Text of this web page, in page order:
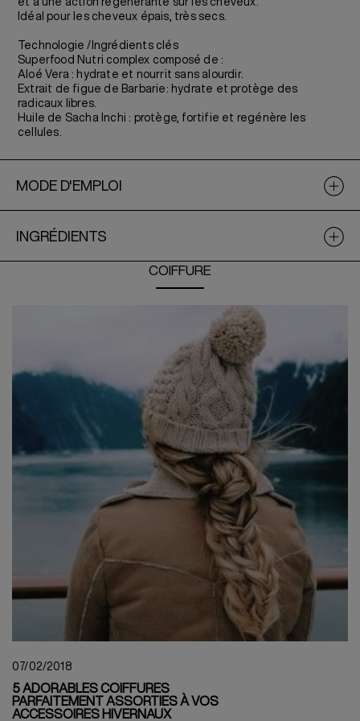
Idéal pour les cheveux épais, très secs.
Technologie /Ingrédients clés
Superfood Nutri complex composé de :
Aloé Vera : hydrate et nourrit sans alourdir.
Extrait de figue de Barbarie: hydrate et protège des
radicaux libres.
Huile de Sacha Inchi : protège, fortifie et regénère les
cellules.
MODE D'EMPLOI
INGRÉDIENTS
COIFFURE
07/02/2018
5 ADORABLES COIFFURES
PARFAITEMENT ASSORTIES À VOS
ACCESSOIRES HIVERNAUX